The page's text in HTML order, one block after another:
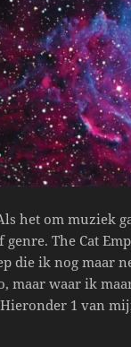
het om muziek
The Cat
die ik nog maar
maar waar ik
1 van